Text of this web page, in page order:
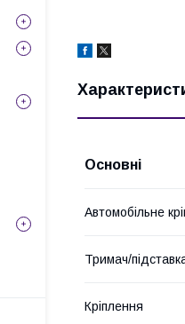
Основні
Автомобільне
Тримач/
Кріплення